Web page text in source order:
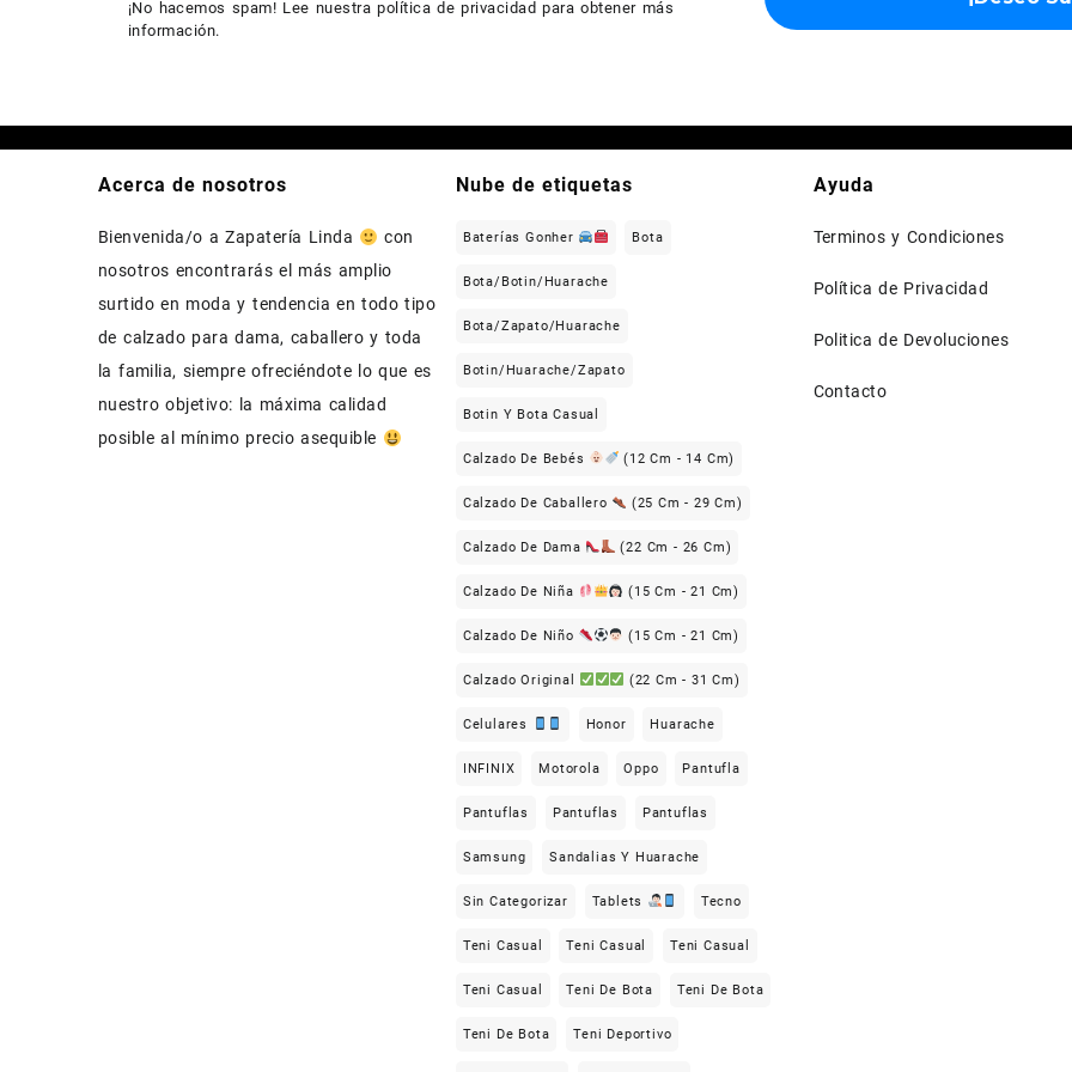
¡No hacemos spam! Lee nuestrapolítica de privacidad para obtener más
información.
Acerca de nosotros
Bienvenida/o a Zapatería Linda
con
nosotros encontrarás el más amplio
surtido en moda y tendencia en todo tipo
de calzado para dama, caballero y toda
la familia, siempre ofreciéndote lo que es
nuestro objetivo: la máxima calidad
posible al mínimo precio asequible
Nube de etiquetas
Baterías Gonher Bota
Bota/Botin/Huarache
Bota/Zapato/Huarache
Botin/Huarache/Zapato
Botin Y Bota Casual
Calzado De Bebés (12 Cm - 14 Cm)
Calzado De Caballero (25 Cm - 29 Cm)
Calzado De Dama (22 Cm - 26 Cm)
Calzado De Niña (15 Cm - 21 Cm)
Calzado De Niño (15 Cm - 21 Cm)
Calzado Original (22 Cm - 31 Cm)
Celulares Honor Huarache
INFINIX Motorola Oppo Pantufla
Pantuflas Pantuflas Pantuflas
Samsung Sandalias Y Huarache
Sin Categorizar Tablets Tecno
Teni Casual Teni Casual Teni Casual
Teni Casual Teni De Bota Teni De Bota
Teni De Bota Teni Deportivo
Ayuda
Terminos y Condiciones
Política de Privacidad
Politica de Devoluciones
Contacto